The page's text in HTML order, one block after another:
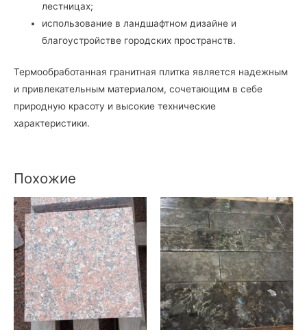
лестницах;
использование в ландшафтном дизайне и
благоустройстве городских пространств.
Термообработанная гранитная плитка является надежным
и привлекательным материалом, сочетающим в себе
природную красоту и высокие технические
характеристики.
Похожие